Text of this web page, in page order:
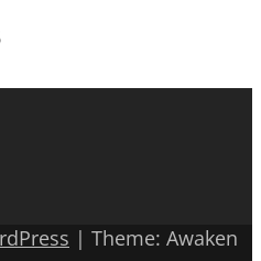
| Theme: Awaken